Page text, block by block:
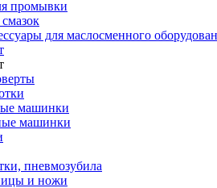
промывки
для маслосменного
машинки
машинки
пневмозубила
и ножи